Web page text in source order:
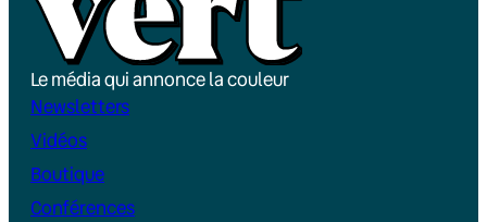
Le média qui annonce la couleur
Newsletters
Vidéos
Boutique
Conférences